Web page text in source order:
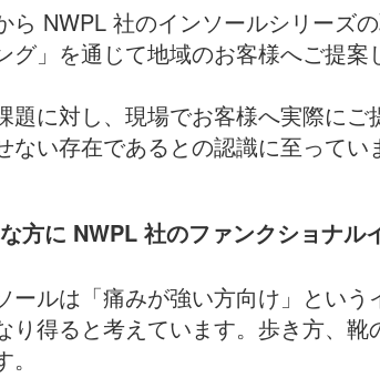
ら NWPL 社のインソールシリーズ
グ」を通じて地域のお客様へご提案
題に対し、現場でお客様へ実際に
ない存在であるとの認識に至ってい
方に NWPL 社のファンクショナル
ールは「痛みが強い方向け」とい
り得ると考えています。歩き方、